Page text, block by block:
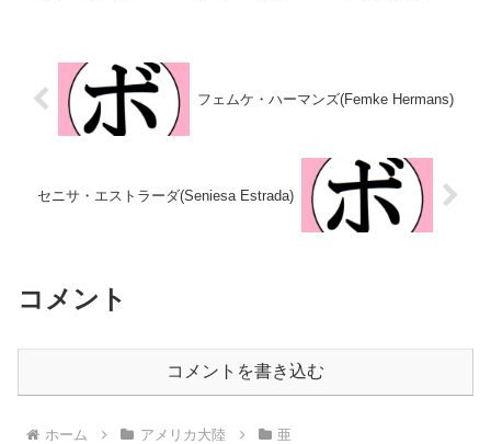
ンチン女子バンタム級王座第6...
フェムケ・ハーマンズ(Femke Hermans)
セニサ・エストラーダ(Seniesa Estrada)
コメント
コメントを書き込む
ホーム アメリカ大陸 亜